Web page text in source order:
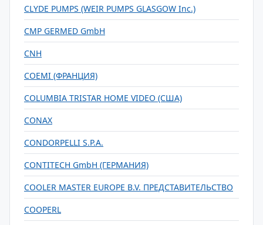
CLYDE PUMPS (WEIR PUMPS GLASGOW Inc.)
CMP GERMED GmbH
CNH
COEMI (ФРАНЦИЯ)
COLUMBIA TRISTAR HOME VIDEO (США)
CONAX
CONDORPELLI S.P.A.
CONTITECH GmbH (ГЕРМАНИЯ)
COOLER MASTER EUROPE B.V. ПРЕДСТАВИТЕЛЬСТВО
COOPERL